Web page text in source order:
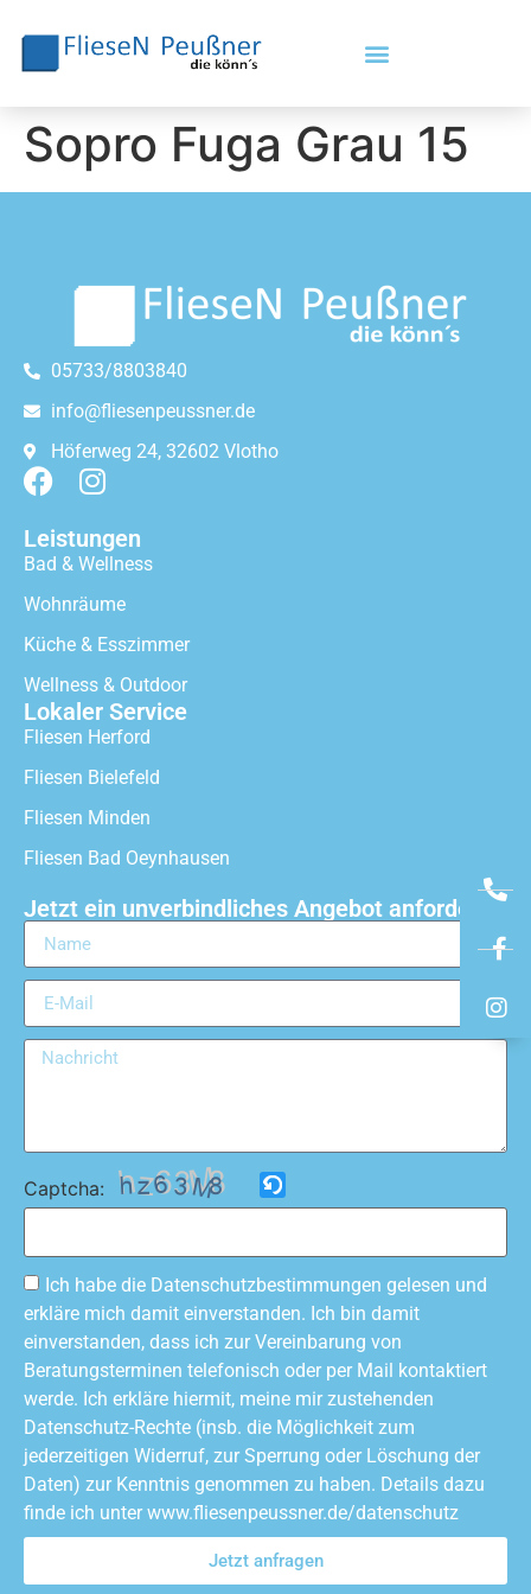
Sopro Fuga Grau 15
05733/8803840
info@fliesenpeussner.de
Höferweg 24, 32602 Vlotho
Leistungen
Bad & Wellness
Wohnräume
Küche & Esszimmer
Wellness & Outdoor
Lokaler Service
Fliesen Herford
Fliesen Bielefeld
Fliesen Minden
Fliesen Bad Oeynhausen
Jetzt ein unverbindliches Angebot anfordern!
Captcha:
Ich habe die Datenschutzbestimmungen gelesen und
erkläre mich damit einverstanden. Ich bin damit
einverstanden, dass ich zur Vereinbarung von
Beratungsterminen telefonisch oder per Mail kontaktiert
werde. Ich erkläre hiermit, meine mir zustehenden
Datenschutz-Rechte (insb. die Möglichkeit zum
jederzeitigen Widerruf, zur Sperrung oder Löschung der
Daten) zur Kenntnis genommen zu haben. Details dazu
finde ich unter www.fliesenpeussner.de/datenschutz
Jetzt anfragen